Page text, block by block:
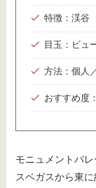
特徴：渓谷
目玉：ビュ
方法：個人
おすすめ度：
モニュメントバ
スベガスから東